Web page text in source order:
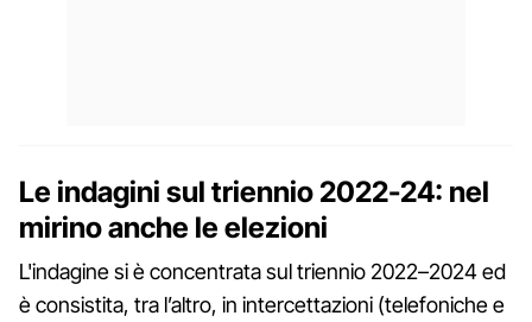
Le indagini sul triennio 2022-24: nel
mirino anche le elezioni
L'indagine si è concentrata sul triennio 2022–2024 ed
è consistita, tra l’altro, in intercettazioni (telefoniche e